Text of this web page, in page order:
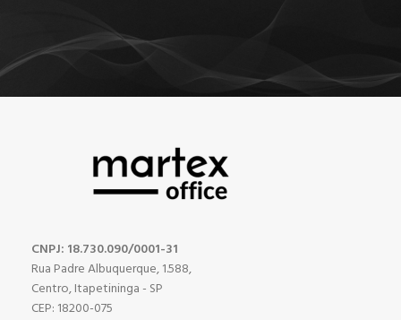
CNPJ: 18.730.090/0001-31
Rua Padre Albuquerque, 1.588,
Centro, Itapetininga - SP
CEP: 18200-075